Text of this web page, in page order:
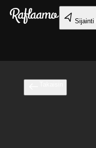
Siirry pääsisältöön
Sijainti